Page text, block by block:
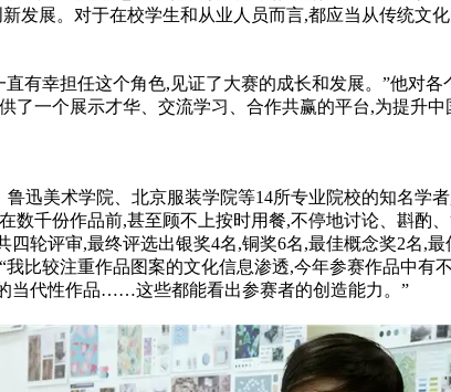
发展。对于在校学生和从业人员而言,都应当从传统文
有幸担任这个角色,见证了大赛的成长和发展。”他对
一个展示才华、交流学习、合作共赢的平台,为提升中
迅美术学院、北京服装学院等14所专业院校的知名学
数千份作品前,甚至顾不上按时用餐,不停地讨论、斟酌
轮评审,最终评选出银奖4名,铜奖6名,最佳概念奖2名,
比较注重作品图案的文化信息渗透,今年参赛作品中
当代性作品……这些都能看出参赛者的创造能力。”